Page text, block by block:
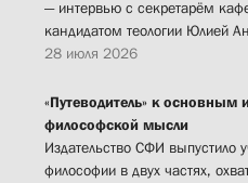
— интервью с секретарём
кандидатом теологии Юлией
28 июля 2026
«Путеводитель» к
философской мысли
Издательство СФИ выпустило
философии в двух частях,